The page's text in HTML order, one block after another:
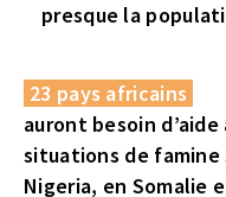
presque la
23 pays africains
auront besoin
situations de
Nigeria, en Somalie